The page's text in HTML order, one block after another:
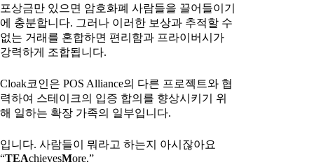
포상금만 있으면 암호화폐 사람들을 끌어들이기
에 충분합니다. 그러나 이러한 보상과 추적할 수
없는 거래를 혼합하면 편리함과 프라이버시가
강력하게 조합됩니다.
Cloak코인은 POS Alliance의 다른 프로젝트와 협
력하여 스테이크의 입증 합의를 향상시키기 위
해 일하는 확장 가족의 일부입니다.
입니다. 사람들이 뭐라고 하는지 아시잖아요
“TEAchievesMore.”